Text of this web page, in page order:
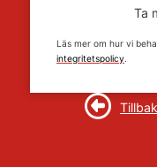
Ta
Läs mer om hur vi
integritetspolicy.